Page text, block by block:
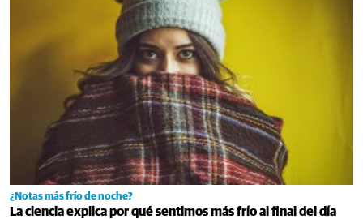
¿Notas más frío de noche?
La ciencia explica por qué sentimos más frío al final del día